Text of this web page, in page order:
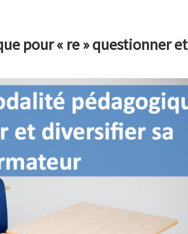
pour « re » questionner et